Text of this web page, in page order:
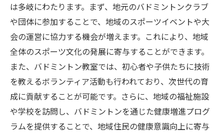
は多岐にわたります。まず、地元のバドミントンクラブ
や団体に参加することで、地域のスポーツイベントや大
会の運営に協力する機会が増えます。これにより、地域
全体のスポーツ文化の発展に寄与することができます。
また、バドミントン教室では、初心者や子供たちに技術
を教えるボランティア活動も行われており、次世代の育
成に貢献することが可能です。さらに、地域の福祉施設
や学校を訪問し、バドミントンを通じた健康増進プログ
ラムを提供することで、地域住民の健康意識向上に寄与